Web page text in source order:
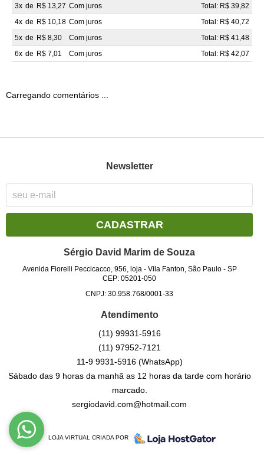
3x de R$ 13,27 Com juros
Total: R$ 39,82
4x de R$ 10,18 Com juros
Total: R$ 40,72
5x de R$ 8,30 Com juros
Total: R$ 41,48
6x de R$ 7,01 Com juros Total: R$ 42,07
Carregando comentários ...
Newsletter
CADASTRAR
Sérgio David Marim de Souza
Avenida Fiorelli Peccicacco, 956, loja - Vila Fanton, São Paulo- SP
CEP: 05201-050
CNPJ: 30.958.768/0001-33
Atendimento
(11) 99931-5916
(11) 97952-7121
11-99931-5916 (WhatsApp)
Sábado das 9 horas da manhã as 12 horas da tarde com horário
marcado.
sergiodavid.com@hotmail.com
LOJA VIRTUAL CRIADA POR